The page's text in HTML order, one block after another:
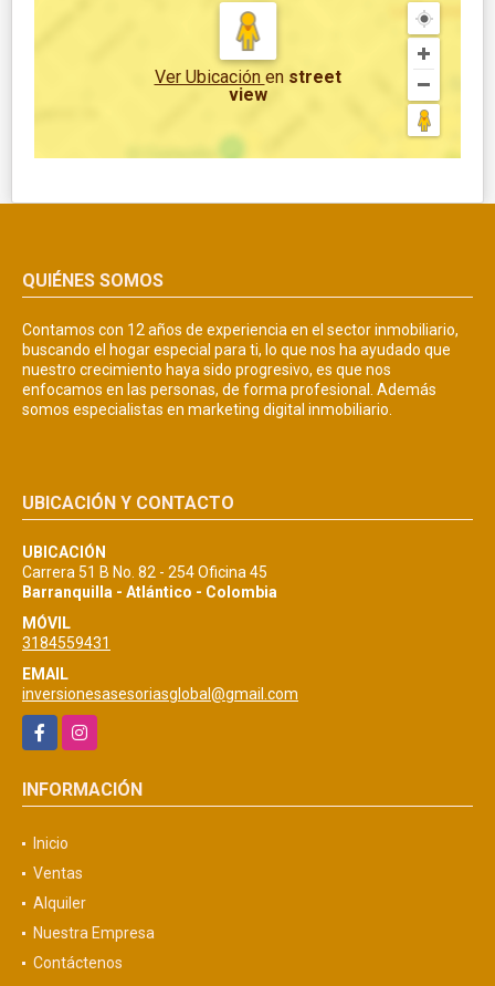
Ver Ubicación en street
view
QUIÉNES SOMOS
Contamos con 12 años de experiencia en el sector inmobiliario,
buscando el hogar especial para ti, lo que nos ha ayudado que
nuestro crecimiento haya sido progresivo, es que nos
enfocamos en las personas, de forma profesional. Además
somos especialistas en marketing digital inmobiliario.
UBICACIÓN Y CONTACTO
UBICACIÓN
Carrera 51 B No. 82 - 254 Oficina 45
Barranquilla - Atlántico - Colombia
MÓVIL
3184559431
EMAIL
inversionesasesoriasglobal@gmail.com
FacebookInstagram
INFORMACIÓN
Inicio
Ventas
Alquiler
Nuestra Empresa
Contáctenos